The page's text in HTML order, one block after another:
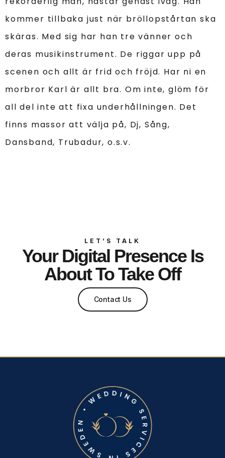
kommer tillbaka just när bröllopstårtan ska
skäras. Med sig har han tre vänner och
deras musikinstrument. De riggar upp på
scenen och allt är frid och fröjd. Har ni en
morbror Karl är allt bra. Om inte, glöm för
all del inte att fixa underhållningen. Det
finns massor att välja på, Dj, Sång,
Dansband, Trubadur, o.s.v.
LET’S TALK
Your Digital Presence Is
About To Take Off
Contact Us